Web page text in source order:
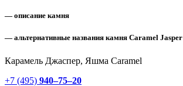
— описание камня
— альтернативные названия камня Caramel Jasper
Карамель Джаспер, Яшма Caramel
+7 (495) 940–75–20